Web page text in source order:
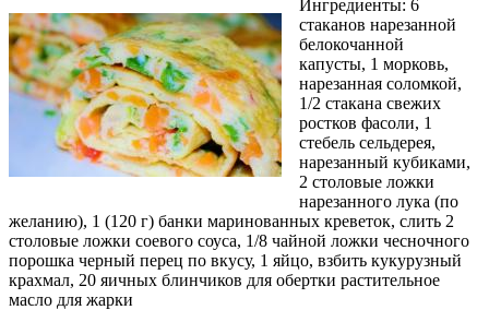
Ингредиенты: 6
стаканов нарезанной
белокочанной
капусты, 1 морковь,
нарезанная соломкой,
1/2 стакана свежих
ростков фасоли, 1
стебель сельдерея,
нарезанный кубиками,
2 столовые ложки
нарезанного лука (по
желанию), 1 (120 г) банки маринованных креветок, слить 2
столовые ложки соевого соуса, 1/8 чайной ложки чесночного
порошка черный перец по вкусу, 1 яйцо, взбить кукурузный
крахмал, 20 яичных блинчиков для обертки растительное
масло для жарки